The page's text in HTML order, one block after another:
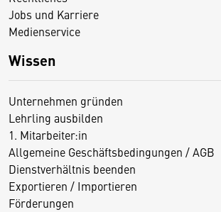
Jobs und Karriere
Medienservice
Wissen
Unternehmen gründen
Lehrling ausbilden
1. Mitarbeiter:in
Allgemeine Geschäftsbedingungen / AGB
Dienstverhältnis beenden
Exportieren / Importieren
Förderungen